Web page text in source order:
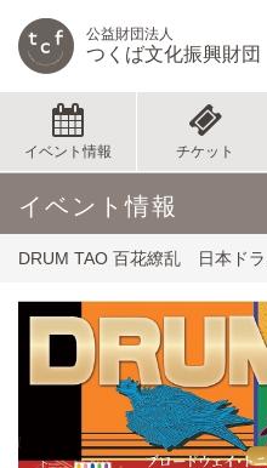
公益財団法人
つくば文化振興財団
イベント情報 チケット
イベント情報
DRUM TAO 百花繚乱 日本ドラ